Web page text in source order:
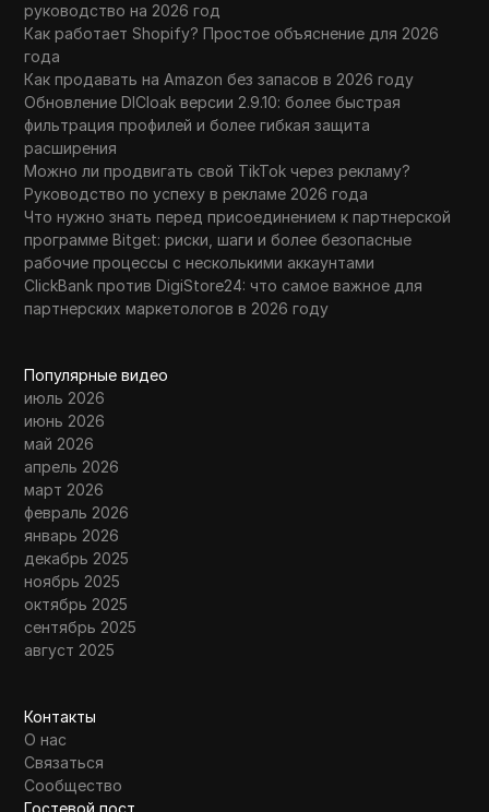
руководство на 2026 год
Как работает Shopify? Простое объяснение для 2026
года
Как продавать на Amazon без запасов в 2026 году
Обновление DICloak версии 2.9.10: более быстрая
фильтрация профилей и более гибкая защита
расширения
Можно ли продвигать свой TikTok через рекламу?
Руководство по успеху в рекламе 2026 года
Что нужно знать перед присоединением к партнерской
программе Bitget: риски, шаги и более безопасные
рабочие процессы с несколькими аккаунтами
ClickBank против DigiStore24: что самое важное для
партнерских маркетологов в 2026 году
Популярные видео
июль 2026
июнь 2026
май 2026
апрель 2026
март 2026
февраль 2026
январь 2026
декабрь 2025
ноябрь 2025
октябрь 2025
сентябрь 2025
август 2025
Контакты
О нас
Связаться
Сообщество